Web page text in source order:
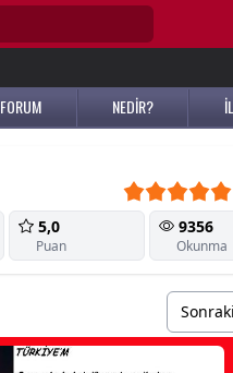
FORUM NEDİR?
5,0
Puan
9356
Okunma